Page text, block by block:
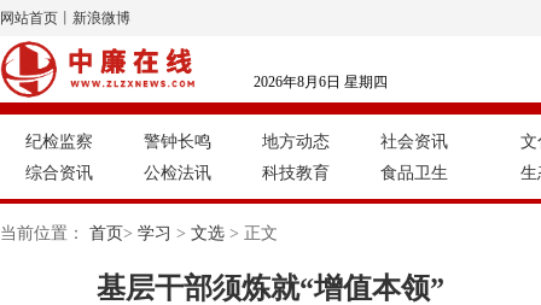
网站首页 新浪微博
2026年8月6日 星期四
纪检监察 警钟长鸣 地方动态
社会资讯
综合资讯
公检法讯 科技教育 食品卫生
文
生
当前位置： 首页> 学习 > 文选 > 正文
基层干部须炼就“增值本领”